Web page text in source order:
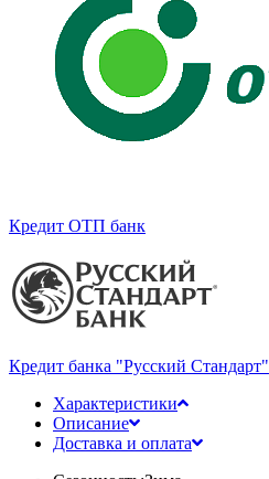
Кредит ОТП банк
Кредит банка "Русский Стандарт"
Характеристики
Описание
Доставка и оплата